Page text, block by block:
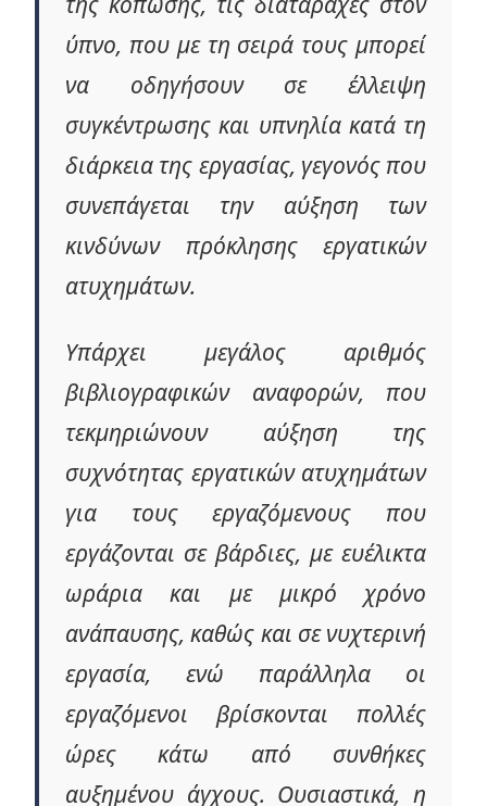
ύπνο, που με τη σειρά τους μπορεί
να οδηγήσουν σε έλλειψη
συγκέντρωσης και υπνηλία κατά τη
διάρκεια της εργασίας, γεγονός που
συνεπάγεται την αύξηση των
κινδύνων πρόκλησης εργατικών
ατυχημάτων.
Υπάρχει μεγάλος αριθμός
βιβλιογραφικών αναφορών, που
τεκμηριώνουν αύξηση της
συχνότητας εργατικών ατυχημάτων
για τους εργαζόμενους που
εργάζονται σε βάρδιες, με ευέλικτα
ωράρια και με μικρό χρόνο
ανάπαυσης, καθώς και σε νυχτερινή
εργασία, ενώ παράλληλα οι
εργαζόμενοι βρίσκονται πολλές
ώρες κάτω από συνθήκες
αυξημένου άγχους. Ουσιαστικά, η